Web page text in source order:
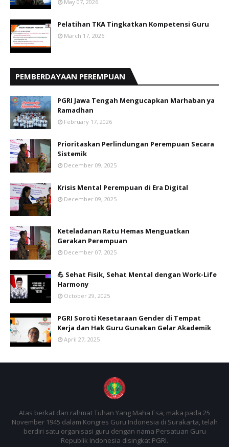
May 07, 2026
Pelatihan TKA Tingkatkan Kompetensi Guru
March 17, 2026
PEMBERDAYAAN PEREMPUAN
PGRI Jawa Tengah Mengucapkan Marhaban ya
Ramadhan
February 17, 2026
Prioritaskan Perlindungan Perempuan Secara
Sistemik
December 09, 2025
Krisis Mental Perempuan di Era Digital
December 09, 2025
Keteladanan Ratu Hemas Menguatkan
Gerakan Perempuan
December 07, 2025
💪 Sehat Fisik, Sehat Mental dengan Work-Life
Harmony
October 29, 2025
PGRI Soroti Kesetaraan Gender di Tempat
Kerja dan Hak Guru Gunakan Gelar Akademik
April 27, 2025
Atas berkat dan rahmat Tuhan Yang Maha Esa, maka pada 25
November 1945 dalam Kongres Guru Indonesia di Surakarta, telah
berdiri satu organisasi guru dengan nama Persatuan Guru
Republik Indonesia disingkat PGRI.